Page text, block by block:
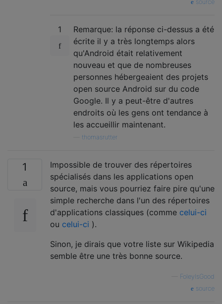
source
1
Remarque: la réponse ci-dessus a été
écrite il y a très longtemps alors
qu'Android était relativement
nouveau et que de nombreuses
personnes hébergeaient des projets
open source Android sur du code
Google. Il y a peut-être d'autres
endroits où les gens ont tendance à
les accueillir maintenant.
thomasrutter
1
Impossible de trouver des répertoires
spécialisés dans les applications open
source, mais vous pourriez faire pire qu'une
simple recherche dans l'un des répertoires
d'applications classiques (comme celui-ci
ou celui-ci ).
Sinon, je dirais que votre liste sur Wikipedia
semble être une très bonne source.
FoleyIsGood
source